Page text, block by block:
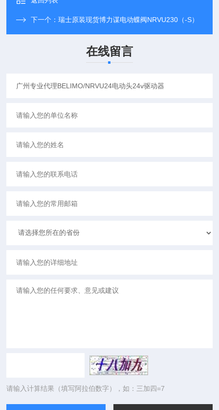
下一个：瑞士原装现货博力谋电动蝶阀NRVU230（-S）
在线留言
请输入计算结果（填写阿拉伯数字），如：三加四=7